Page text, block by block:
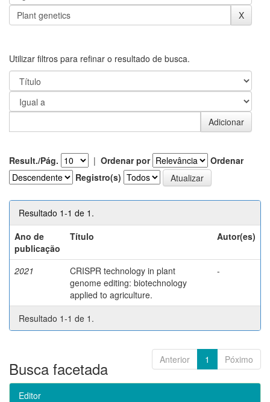
Utilizar filtros para refinar o resultado de busca.
Result./Pág. | Ordenar por
Ordenar
Registro(s)
Resultado 1-1 de 1.
Ano de
publicação
Título Autor(es)
2021
CRISPR technology in plant
genome editing: biotechnology
applied to agriculture.
-
Resultado 1-1 de 1.
Anterior 1 Póximo
Busca facetada
Editor